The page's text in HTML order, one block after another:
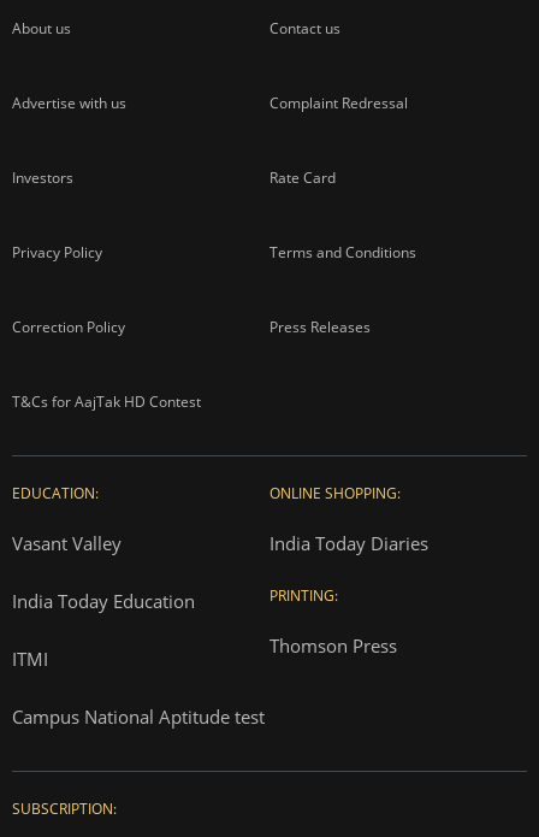
About us Contact us
Advertise with us Complaint Redressal
Investors Rate Card
Privacy Policy Terms and Conditions
Correction Policy Press Releases
T&Cs for AajTak HD Contest
EDUCATION:
Vasant Valley
India Today Education
ITMI
Campus National Aptitude test
ONLINE SHOPPING:
India Today Diaries
PRINTING:
Thomson Press
SUBSCRIPTION: